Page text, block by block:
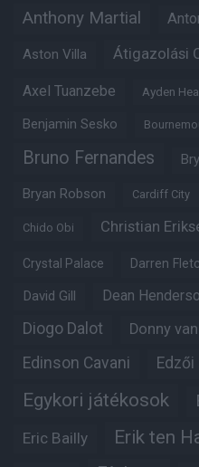
Anthony Martial
Aston Villa Átigazolási
Axel Tuanzebe Ayden
Benjamin Sesko
Bruno Fernandes
Bryan Robson Cardiff City
Chido Obi Christian
Crystal Palace Darren
David Gill Dean
Diogo Dalot Donny
Edinson Cavani
Egykori játékosok
Eric Bailly Erik ten